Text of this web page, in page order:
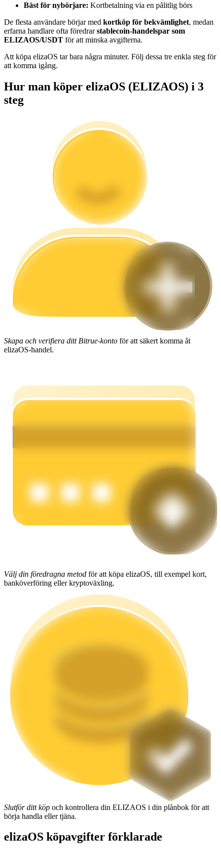
Information
Futures startguide
Lär dig hur du håller dig lönsam
Tjäna
Tjäna konkurrenskraftiga belöningar dagligen
Utsättning
Launchpool
Flexibel insats för att tjäna populära tokens
Bäst för nybörjare: Kortbetalning via en pålitlig börs
De flesta användare börjar med kortköp för bekvämlighet, medan
erfarna handlare ofta föredrarstablecoin-handelspar som
ELIZAOS/USDT för att minska avgifterna.
Att köpa elizaOS tar bara några minuter. Följ dessa tre enkla steg för
att komma igång.
Hur man köper elizaOS (ELIZAOS) i 3
steg
Skapa och verifiera ditt Bitrue-konto för att säkert komma åt
elizaOS-handel.
Välj din föredragna metod för att köpa elizaOS, till exempel kort,
banköverföring eller kryptoväxling.
Slutför ditt köp och kontrollera din ELIZAOS i din plånbok för att
börja handla eller tjäna.
elizaOS köpavgifter förklarade